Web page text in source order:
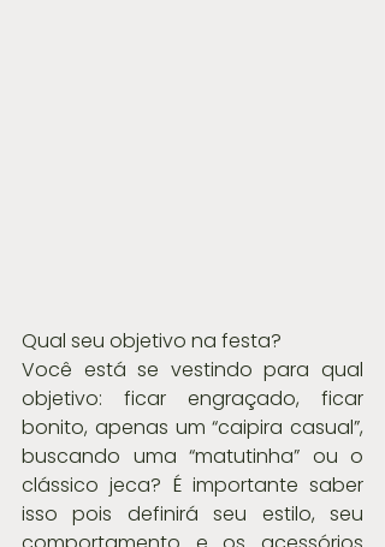
Qual seu objetivo na festa?
Você está se vestindo para qual
objetivo: ficar engraçado, ficar
bonito, apenas um “caipira casual”,
buscando uma “matutinha” ou o
clássico jeca? É importante saber
isso pois definirá seu estilo, seu